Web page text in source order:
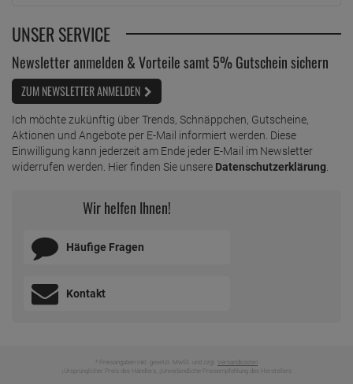
UNSER SERVICE
Newsletter anmelden & Vorteile samt 5% Gutschein sichern
ZUM NEWSLETTER ANMELDEN
Ich möchte zukünftig über Trends, Schnäppchen, Gutscheine,
Aktionen und Angebote per E-Mail informiert werden. Diese
Einwilligung kann jederzeit am Ende jeder E-Mail im Newsletter
widerrufen werden. Hier finden Sie unsere Datenschutzerklärung
Wir helfen Ihnen!
Häufige Fragen
Kontakt
* Preisangaben inkl. gesetzl. MwSt. und zzgl. Versandkosten
Ursprünglicher Preis des Händlers, Unverbindliche Preisempfehlung des Herstellers